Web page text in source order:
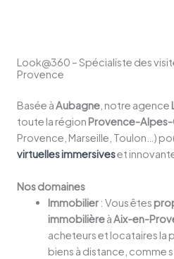
Look@360 – Spécialiste des
Provence
Basée àAubagne , notre agence
toute la région Provence-Alpes-
Provence, Marseille, Toulon…)
virtuelles immersiveset
Nos domaines
Immobilier: Vous êtes
immobilièreàAix-en-
acheteurs et locataires la
biens à distance, comme